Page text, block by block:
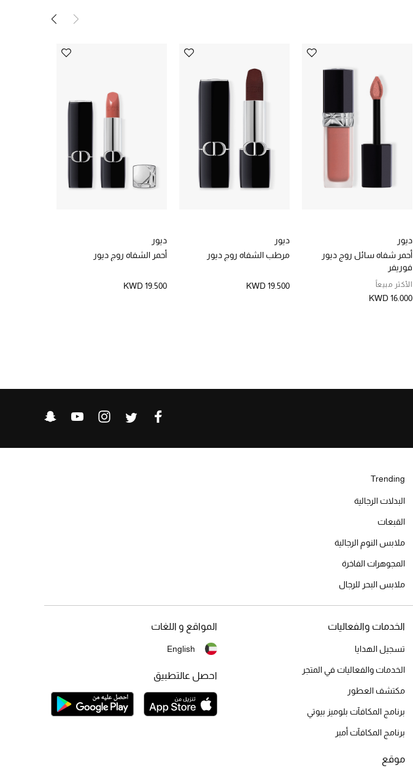
ديور
أحمر شفاه سائل روج ديور
فوريفر
الأكثر مبيعاً
KWD 16.000
ديور
مرطب الشفاه روج ديور
KWD 19.500
ديور
أحمر الشفاه روج ديور
KWD 19.500
Trending
البدلات الرجالية
القبعات
ملابس النوم الرجالية
المجوهرات الفاخرة
ملابس البحر للرجال
الخدمات والفعاليات
تسجيل الهدايا
الخدمات والفعاليات في المتجر
مكتشف العطور
برنامج المكافآت بلوميز بيوتي
برنامج المكافآت أمبر
موقع
المواقع و اللغات
English
احصل عالتطبيق